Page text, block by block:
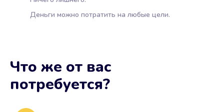
Деньги можно потратить на любые цели.
Что же от вас
потребуется?